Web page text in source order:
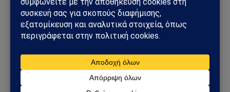
Facebook
X
(Twitter)
PinterestInstagram
Tumblr
Το Sahiel.gr είναι ανεξάρτητη ψηφιακή πύλη ενημέρωσης
και ανάλυσης με έμφαση στη γεωπολιτική, τη διεθνή
ασφάλεια, τα εθνικά ζητήματα και τις διεθνείς εξελίξεις
που επηρεάζουν την Ελλάδα και τον ευρύτερο ελληνισμό.